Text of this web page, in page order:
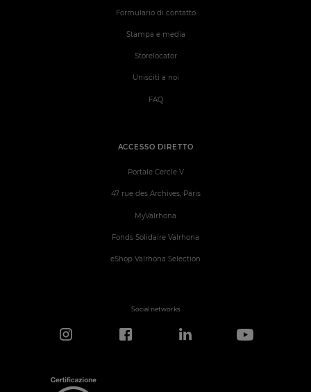
ACCESSO DIRETTO
Portale Cercle V
47 rue des Archives, Paris
MyValrhona
Fonds Solidaire Valrhona
eShop Valrhona Selection
Formulario di contatto
Stampa e media
Storelocator
Unisciti a noi
FAQ
Social networks